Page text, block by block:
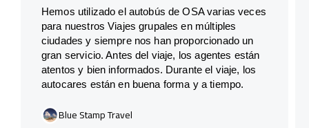
Hemos utilizado el autobús de OSA varias veces
para nuestros Viajes grupales en múltiples
ciudades y siempre nos han proporcionado un
gran servicio. Antes del viaje, los agentes están
atentos y bien informados. Durante el viaje, los
autocares están en buena forma y a tiempo.
Blue Stamp Travel